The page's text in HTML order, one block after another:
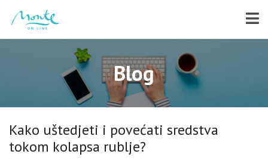
Blog
Kako uštedjeti i povećati sredstva
tokom kolapsa rublje?